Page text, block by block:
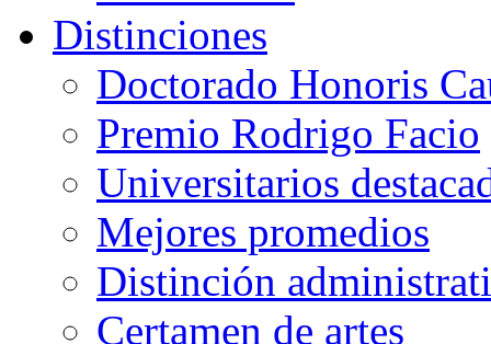
Distinciones
Doctorado Honoris
Premio Rodrigo Facio
Universitarios
Mejores promedios
Distinción
Certamen de artes